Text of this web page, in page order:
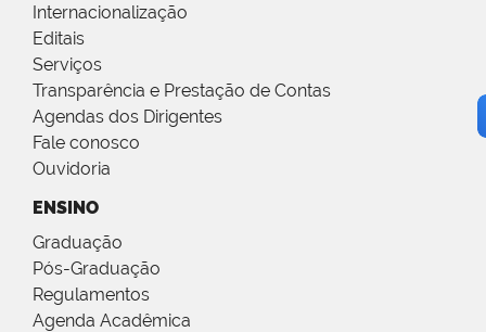
Internacionalização
Editais
Serviços
Transparência e Prestação de Contas
Agendas dos Dirigentes
Fale conosco
Ouvidoria
ENSINO
Graduação
Pós-Graduação
Regulamentos
Agenda Acadêmica